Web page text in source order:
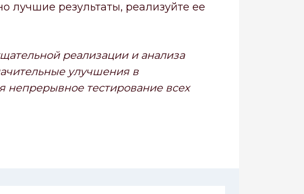
лучшие результаты, реализуйте ее
реализации и анализа
улучшения в
непрерывное тестирование всех